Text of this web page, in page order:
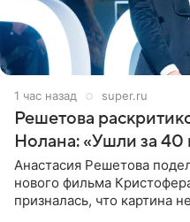
1 час назад super.ru
Решетова
Нолана: «Ушли за 40
Анастасия Решетова
нового фильма
призналась, что картина